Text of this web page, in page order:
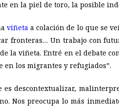
en la piel de toro, la posible
viñeta a colación de lo que se
fronteras… Un trabajo con
la viñeta. Entré en el debate
en los migrantes y refugiados”.
descontextualizar,
. Nos preocupa lo más